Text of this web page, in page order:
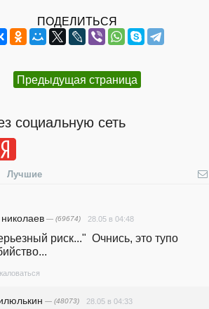
ПОДЕЛИТЬСЯ
Предыдущая страница
социальную сеть
Лучшие
— (69674) 28.05 в 04:48
риск..."  Очнись, это тупо
— (48073) 28.05 в 04:33